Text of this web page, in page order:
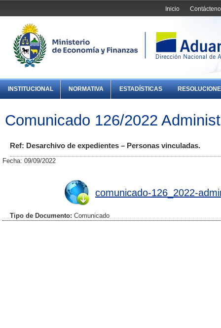
Inicio
INSTITUCIONAL NORMATIVA ESTADÍSTICAS
Comunicado 126/2022
Ref: Desarchivo de expedientes – Personas vinculadas.
Fecha: 09/09/2022
comunicado-126_2022-
Tipo de Documento: Comunicado